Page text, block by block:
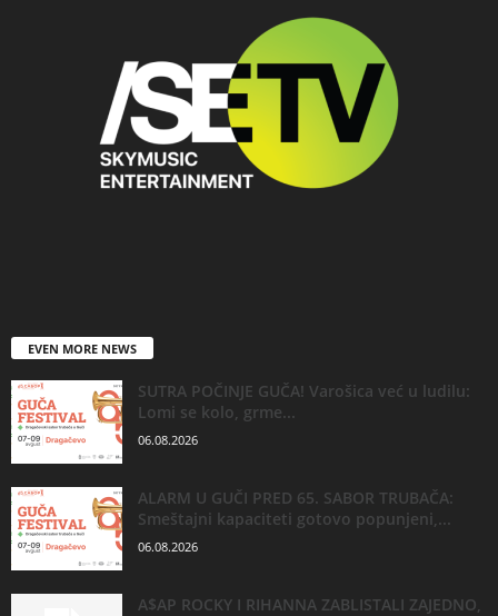
EVEN MORE NEWS
SUTRA POČINJE GUČA! Varošica već u ludilu:
Lomi se kolo, grme...
06.08.2026
ALARM U GUČI PRED 65. SABOR TRUBAČA:
Smeštajni kapaciteti gotovo popunjeni,...
06.08.2026
A$AP ROCKY I RIHANNA ZABLISTALI ZAJEDNO,